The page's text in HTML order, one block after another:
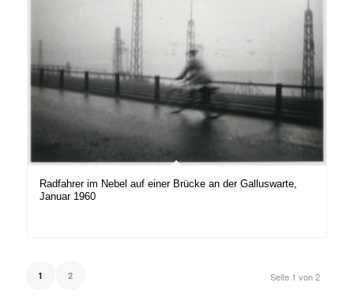
Radfahrer im Nebel auf einer Brücke an der Galluswarte,
Januar 1960
Seite 1 von 2
1 2